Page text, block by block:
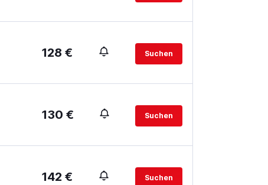
128 € Suchen
130 € Suchen
142 € Suchen